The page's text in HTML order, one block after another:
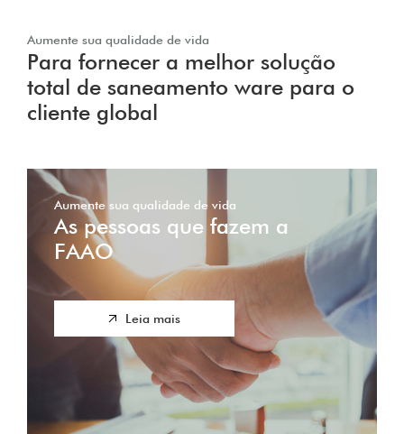
Aumente sua qualidade de vida
Para fornecer a melhor solução
total de saneamento ware para o
cliente global
Aumente sua qualidade de vida
As pessoas que fazem a
FAAO
Leia mais